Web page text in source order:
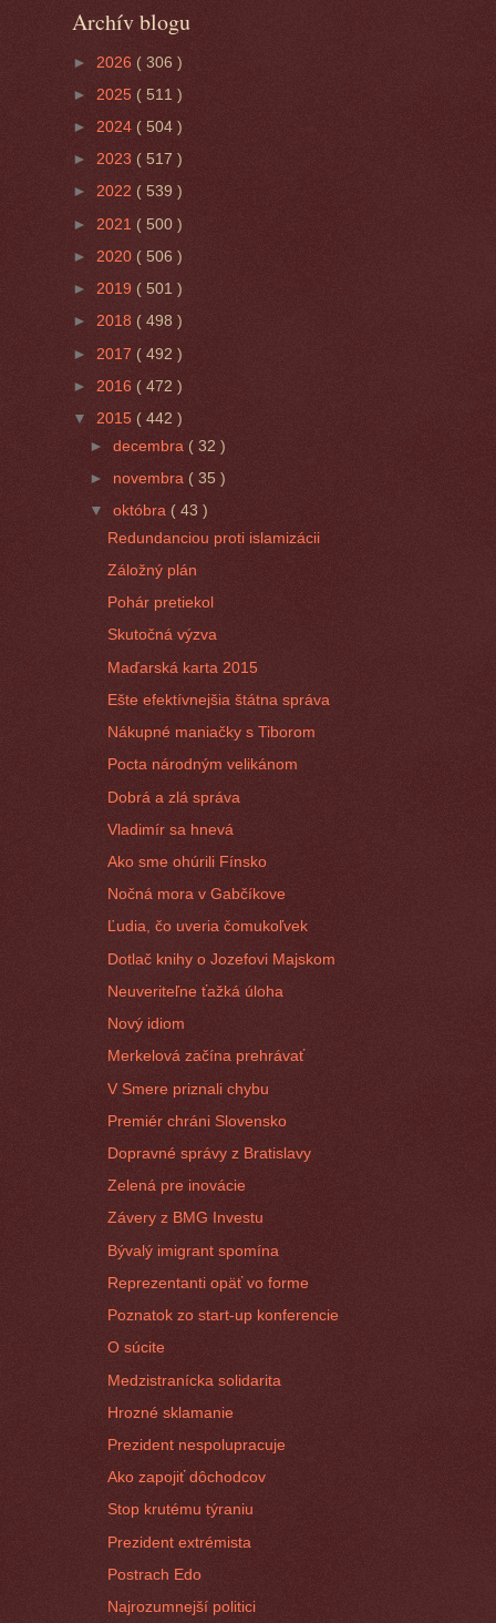
Archív blogu
► 2026 ( 306 )
► 2025 ( 511 )
► 2024 ( 504 )
► 2023 ( 517 )
► 2022 ( 539 )
► 2021 ( 500 )
► 2020 ( 506 )
► 2019 ( 501 )
► 2018 ( 498 )
► 2017 ( 492 )
► 2016 ( 472 )
▼ 2015 ( 442 )
►decembra ( 32 )
► novembra ( 35 )
▼októbra ( 43 )
Redundanciou proti islamizácii
Záložný plán
Pohár pretiekol
Skutočná výzva
Maďarská karta 2015
Ešte efektívnejšia štátna správa
Nákupné maniačky s Tiborom
Pocta národným velikánom
Dobrá a zlá správa
Vladimír sa hnevá
Ako sme ohúrili Fínsko
Nočná mora v Gabčíkove
Ľudia, čo uveria čomukoľvek
Dotlač knihy o Jozefovi Majskom
Neuveriteľne ťažká úloha
Nový idiom
Merkelová začína prehrávať
V Smere priznali chybu
Premiér chráni Slovensko
Dopravné správy z Bratislavy
Zelená pre inovácie
Závery z BMG Investu
Bývalý imigrant spomína
Reprezentanti opäť vo forme
Poznatok zo start-up konferencie
O súcite
Medzistranícka solidarita
Hrozné sklamanie
Prezident nespolupracuje
Ako zapojiť dôchodcov
Stop krutému týraniu
Prezident extrémista
Postrach Edo
Najrozumnejší politici